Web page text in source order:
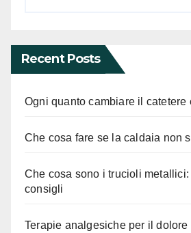
Recent Posts
Ogni quanto cambiare il catetere
Che cosa fare se la caldaia non
Che cosa sono i trucioli
consigli
Terapie analgesiche per il